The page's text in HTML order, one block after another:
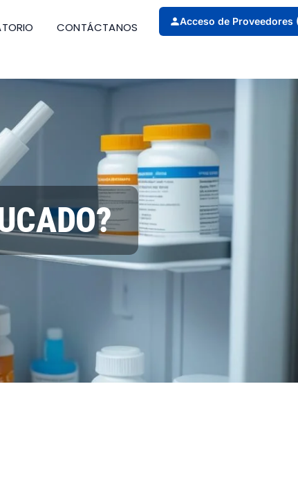
CONTÁCTANOS
Acceso de Proveedores